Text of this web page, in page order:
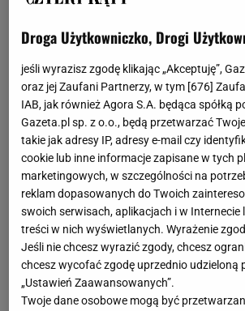
Droga Użytkowniczko, Drogi
jeśli wyrazisz zgodę klikając „Akceptuję”,
oraz jej Zaufani Partnerzy, w tym [ 676 ]
IAB, jak również Agora S.A. będąca spółką
Gazeta.pl sp. z o.o., będą przetwarzać
takie jak adresy IP, adresy e-mail czy
cookie lub inne informacje zapisane w tych
marketingowych, w szczególności na
reklam dopasowanych do Twoich
swoich serwisach, aplikacjach i w Internecie
treści w nich wyświetlanych. Wyrażenie
Jeśli nie chcesz wyrazić zgody, chcesz
chcesz wycofać zgodę uprzednio udzieloną
„Ustawień Zaawansowanych”.
Twoje dane osobowe mogą być